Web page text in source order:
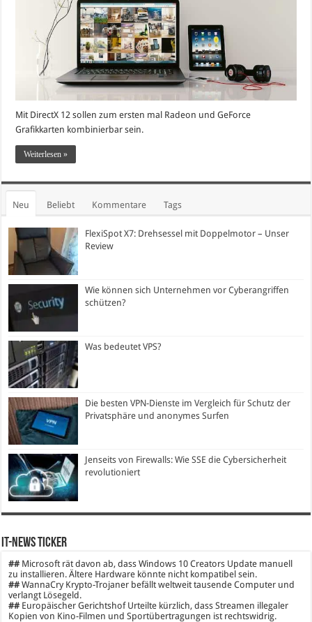
Mit DirectX 12 sollen zum ersten mal Radeon und GeForce
Grafikkarten kombinierbar sein.
Weiterlesen »
Neu Beliebt Kommentare Tags
FlexiSpot X7: Drehsessel mit Doppelmotor – Unser
Review
Wie können sich Unternehmen vor Cyberangriffen
schützen?
Was bedeutet VPS?
Die besten VPN-Dienste im Vergleich für Schutz der
Privatsphäre und anonymes Surfen
Jenseits von Firewalls: Wie SSE die Cybersicherheit
revolutioniert
IT-News Ticker
## Microsoft rät davon ab, dass Windows 10 Creators Update manuell
zu installieren. Ältere Hardware könnte nicht kompatibel sein.
## WannaCry Krypto-Trojaner befällt weltweit tausende Computer und
verlangt Lösegeld.
## Europäischer Gerichtshof Urteilte kürzlich, dass Streamen illegaler
Kopien von Kino-Filmen und Sportübertragungen ist rechtswidrig.